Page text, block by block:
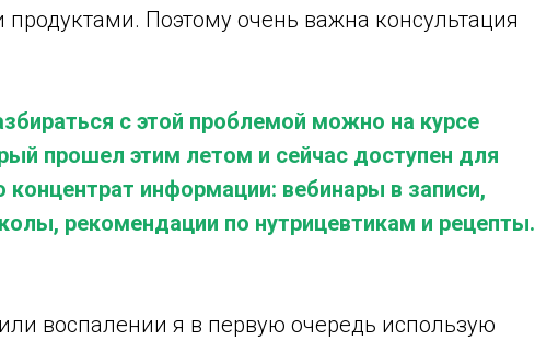
Поэтому очень важна консультация
с этой проблемой можно на курсе
прошел этим летом и сейчас доступен для
информации: вебинары в записи,
рекомендации по нутрицевтикам и рецепты.
воспалении я в первую очередь использую